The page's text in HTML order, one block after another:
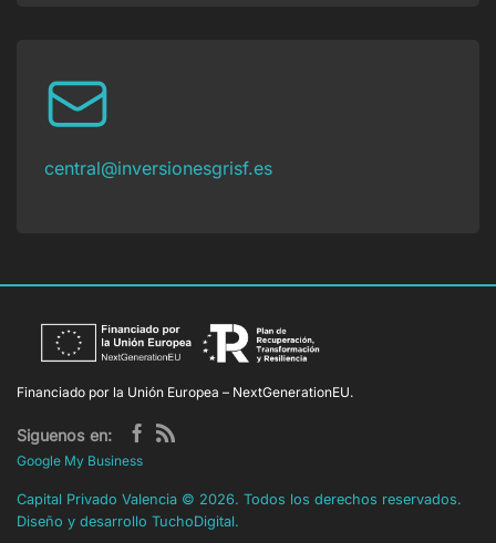
central@inversionesgrisf.es
Financiado por la Unión Europea – NextGenerationEU.
Siguenos en:
Google My Business
Capital Privado Valencia © 2026. Todos los derechos reservados.
Diseño y desarrollo TuchoDigital.